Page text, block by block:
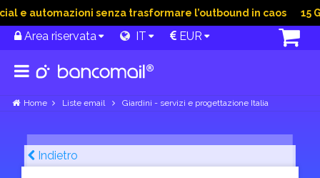
automazioni senza trasformare l’outbound in caos 15 Giu
Area riservata IT EUR
Home Liste email Giardini - servizi e progettazione Italia
Indietro